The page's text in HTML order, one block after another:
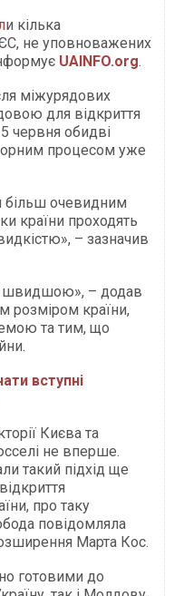
и кілька
не уповноважених
UAINFO.org.
міжурядових
для відкриття
червня обидві
процесом уже
більш очевидним
країни проходять
– зазначив
швидшою», – додав
країни,
та тим, що
вступні
Києва та
не вперше.
такий підхід ще
про таку
повідомляла
Марта Кос.
готовими до